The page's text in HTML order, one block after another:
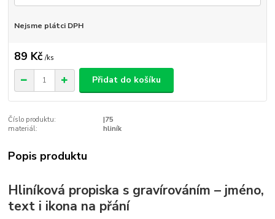
Nejsme plátci DPH
89 Kč /ks
Přidat do košíku
Číslo produktu:
|75
materiál:
hliník
Popis produktu
Hliníková propiska s gravírováním – jméno,
text i ikona na přání